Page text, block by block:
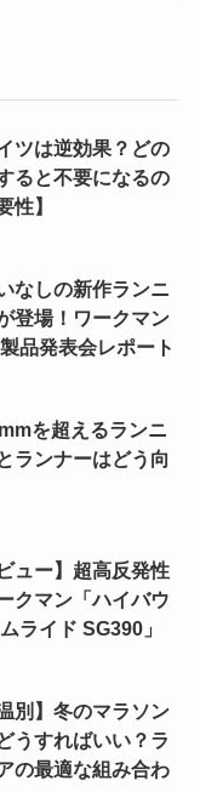
ツは逆効果？どの
ると不要になるの
性】
なしの新作ランニ
登場！ワークマン
品発表会レポート
を超えるランニ
ランナーはどう向
ュー】超高反発性
クマン「ハイバウ
ライド SG390」
別】冬のマラソン
うすればいい？ラ
の最適な組み合わ